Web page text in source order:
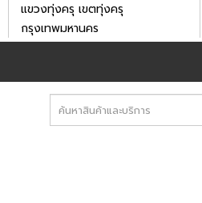
แขวงทุ่งครุ เขตทุ่งครุ
กรุงเทพมหานคร